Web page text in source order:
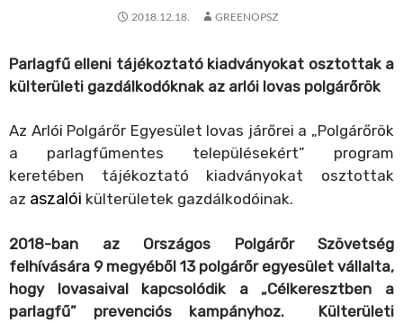
2018.12.18. GREENOPSZ
Parlagfű elleni tájékoztató kiadványokat osztottak a
külterületi gazdálkodóknak az arlói lovas polgárőrök
Az Arlói Polgárőr Egyesület lovas járőrei a „Polgárőrök
a parlagfűmentes településekért” program
keretében tájékoztató kiadványokat osztottak
az aszalói külterületek gazdálkodóinak.
2018-ban az Országos Polgárőr Szövetség
felhívására 9 megyéből 13 polgárőr egyesület vállalta,
hogy lovasaival kapcsolódik a „Célkeresztben a
parlagfű” prevenciós kampányhoz. Külterületi